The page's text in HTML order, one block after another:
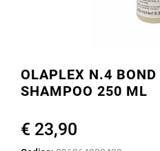
OLAPLEX N.4
SHAMPOO 250 ML
€ 23,90